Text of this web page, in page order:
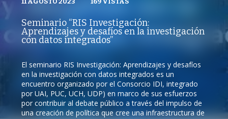
REPRODUCCIONES
169VISTAS
/
Seminario “RIS Investigación:
Aprendizajes y desafíos en la investigación
con datos integrados”
El seminario RIS Investigación: Aprendizajes y desafíos
en la investigación con datos integrados es un
encuentro organizado por el Consorcio IDI, integrado
por UAI, PUC, UCH, UDP) en marco de sus esfuerzos
por contribuir al debate público a través del impulso de
una creación de política que cree una infraestructura de
VISTAS
/